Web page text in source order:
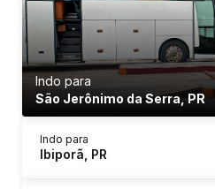
Indo para
São Jerônimo da Serra, PR
Indo para
Ibiporã, PR